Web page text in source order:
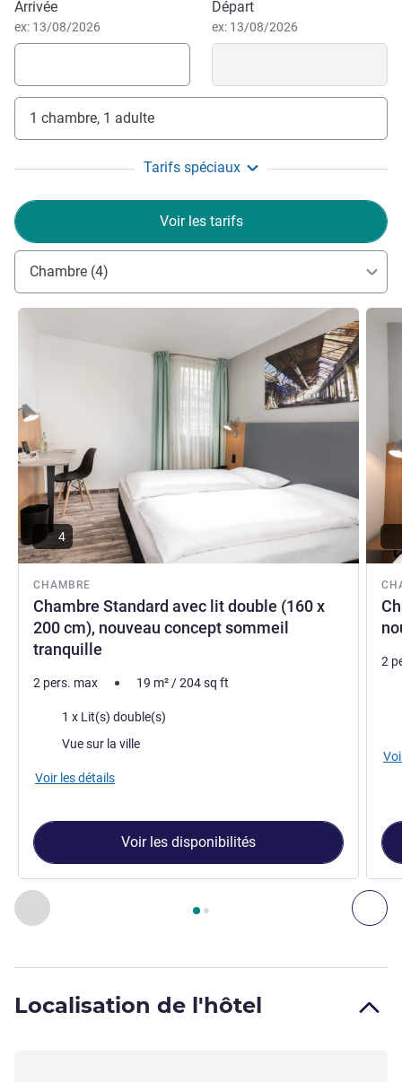
relaxant et enrichissant. Profitez d'un séjour unique,
Sandra Werner, Direction de l'hôtel
Réserver cet hôtel
Arrivée
ex: 13/08/2026
Départ
ex: 13/08/2026
1 chambre, 1 adulte
Tarifs spéciaux
Voir les tarifs
Chambre (4)
Précédent - Chambre
Page , Chambre 1 : Chambre Standard avec lit
CHAMBRE
Chambre Standard avec lit double (160 x
200 cm), nouveau concept sommeil
tranquille
Voir les détails
4
2 pers. max 19 m²/204sq ft
Literie1 x Lit(s) double(s)
Vues :Vue sur la ville
Voir les détails
Voir les disponibilités
Voir
2
Localisation de l'hôtel